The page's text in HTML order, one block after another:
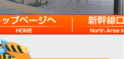
新幹線口マップ